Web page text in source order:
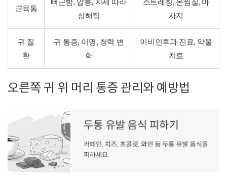
근육통
뻐근함, 압통, 자세 따라
심해짐
스트레칭, 온찜질, 마
사지
귀 질
환
귀 통증, 이명, 청력 변
화
이비인후과 진료, 약물
치료
오른쪽 귀 위 머리 통증 관리와 예방법